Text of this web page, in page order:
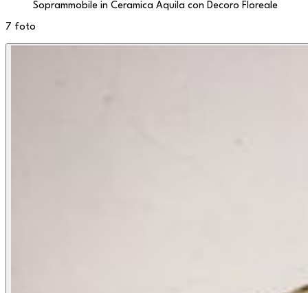
Soprammobile in Ceramica Aquila con Decoro Floreale
7 foto